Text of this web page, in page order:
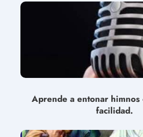
Aprende a entonar himnos
facilidad.